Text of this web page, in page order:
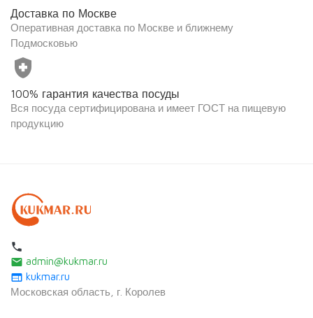
Доставка по Москве
Оперативная доставка по Москве и ближнему
Подмосковью
health_and_safety
100% гарантия качества посуды
Вся посуда сертифицирована и имеет ГОСТ на пищевую
продукцию
local_phone
email admin@kukmar.ru
web kukmar.ru
Московская область, г. Королев